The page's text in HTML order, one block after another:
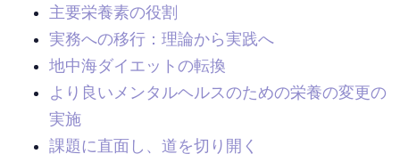
主要栄養素の役割
実務への移行：理論から実践へ
地中海ダイエットの転換
より良いメンタルヘルスのための栄養の変更の
実施
課題に直面し、道を切り開く